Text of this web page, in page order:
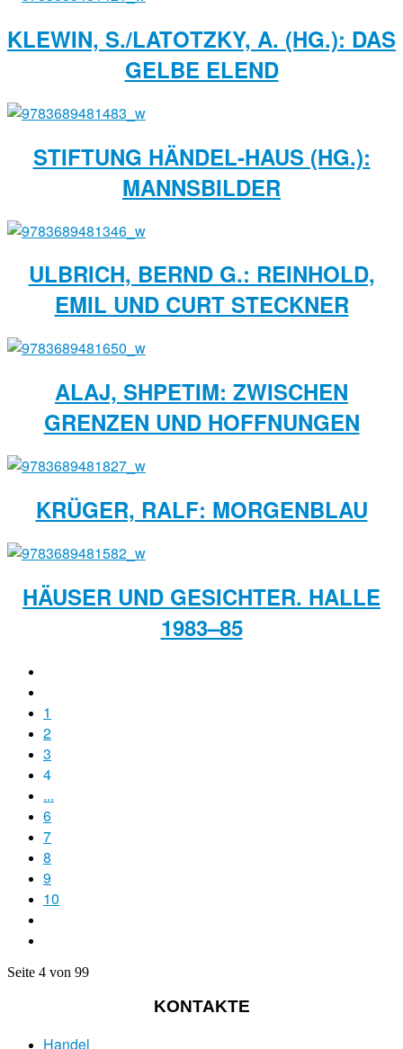
KLEWIN, S./LATOTZKY, A. (HG.): DAS
GELBE ELEND
STIFTUNG HÄNDEL-HAUS (HG.):
MANNSBILDER
ULBRICH, BERND G.: REINHOLD,
EMIL UND CURT STECKNER
ALAJ, SHPETIM: ZWISCHEN
GRENZEN UND HOFFNUNGEN
KRÜGER, RALF: MORGENBLAU
HÄUSER UND GESICHTER. HALLE
1983–85
1
2
3
4
...
6
7
8
9
10
Seite 4 von 99
KONTAKTE
Handel